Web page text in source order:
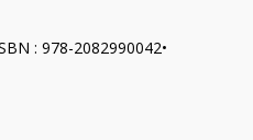
: 978-2082990042•